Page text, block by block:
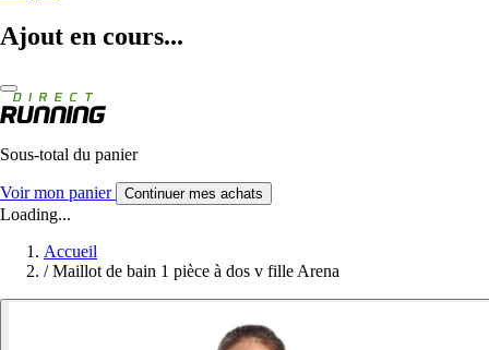
Ajout en cours...
Sous-total du panier
Voir mon panier Continuer mes achats
Loading...
Accueil
/ Maillot de bain 1 pièce à dos v fille Arena